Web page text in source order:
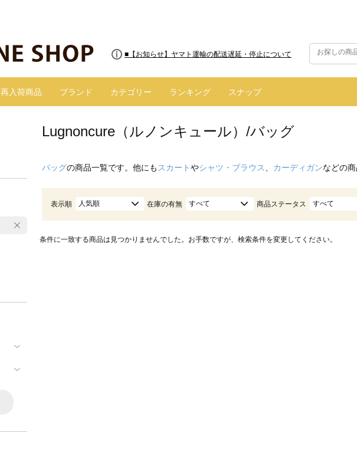
■【お知らせ】ヤマト運輸の配送遅延・停止について
再入荷商品 ブランド カテゴリー ランキング スナップ
Lugnoncure（ルノンキュール）/バッグ
バッグの商品一覧です。他にも スカートやシャツ・ブラウス カーディガンなどの
表示順 人気順 在庫の有無 すべて 商品ステータス すべて
条件に一致する商品は見つかりませんでした。お手数ですが、検索条件を変更してください。